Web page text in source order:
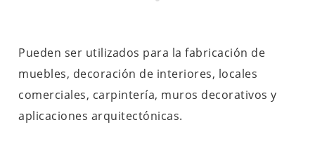
Pueden ser utilizados para la fabricación de
muebles, decoración de interiores, locales
comerciales, carpintería, muros decorativos y
aplicaciones arquitectónicas.